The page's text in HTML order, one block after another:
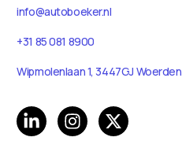
info@autoboeker.nl
+31 85 081 8900
Wipmolenlaan 1, 3447GJ Woerden